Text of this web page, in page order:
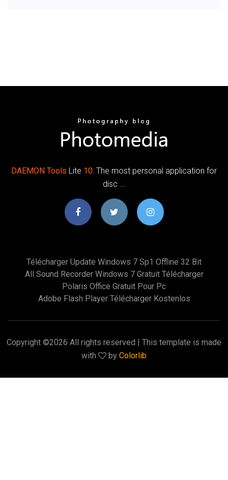
DAEMON Tools Lite 10: The most personal application for
disc ...
Télécharger Update Windows 7 Sp1 Offline 32 Bit
All Sound Recorder Windows 7 Gratuit Télécharger
Polaris Office Gratuit Pour Pc
Adobe Flash Player Télécharger Kostenlos
Copyright ©2026 All rights reserved | This template is made
with
by Colorlib